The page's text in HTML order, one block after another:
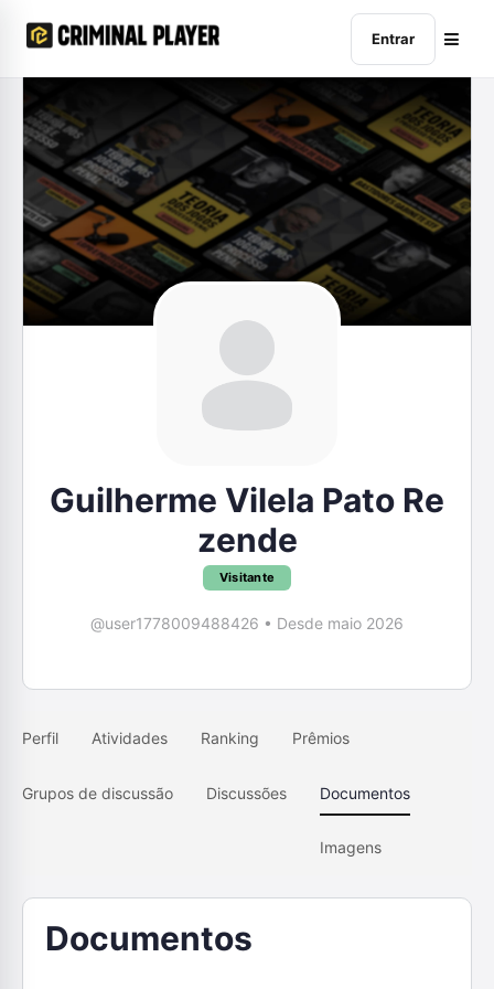
Entrar
Guilherme Vilela Pato Re
zende
Visitante
@user1778009488426 • Desde maio 2026
Perfil Atividades Ranking Prêmios
Grupos de discussão Discussões Documentos
Imagens
Documentos